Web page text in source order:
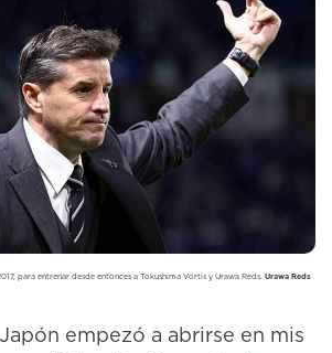
para entrenar desde entonces a Tokushima Vortis y Urawa Reds. Urawa Reds
empezó a abrirse en mis